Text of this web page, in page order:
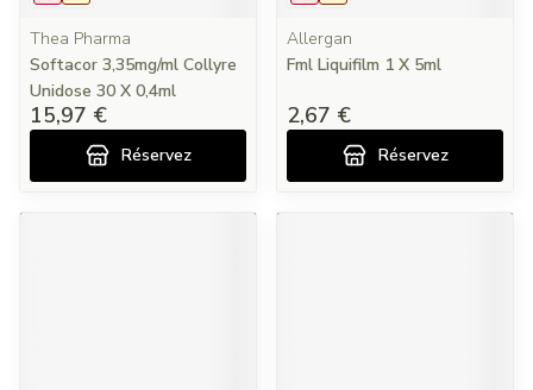
Thea Pharma
Softacor 3,35mg/ml Collyre
Unidose 30 X 0,4ml
15,97 €
Réservez
Allergan
Fml Liquifilm 1 X 5ml
2,67 €
Réservez